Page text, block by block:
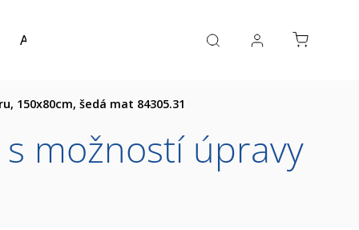
Akce a výprodej Návrh koupelny Reference
150x80cm, šedá mat 84305.31
s možností úpravy